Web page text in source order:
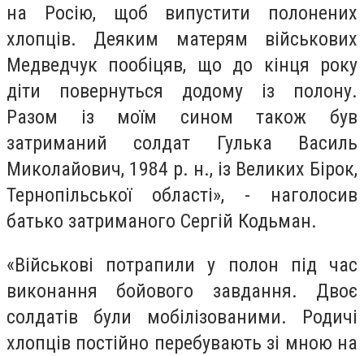
на Росію, щоб випустити полонених
хлопців. Деяким матерям військових
Медведчук пообіцяв, що до кінця року
діти повернуться додому із полону.
Разом із моїм сином також був
затриманий солдат Гулька Василь
Миколайович, 1984 р. н., із Великих Бірок,
Тернопільської області», - наголосив
батько затриманого Сергій Кодьман.
«Військові потрапили у полон під час
виконання бойового завдання. Двоє
солдатів були мобілізованими. Родичі
хлопців постійно перебувають зі мною на